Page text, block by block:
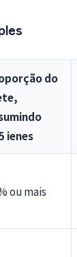
do
ienes
ou mais